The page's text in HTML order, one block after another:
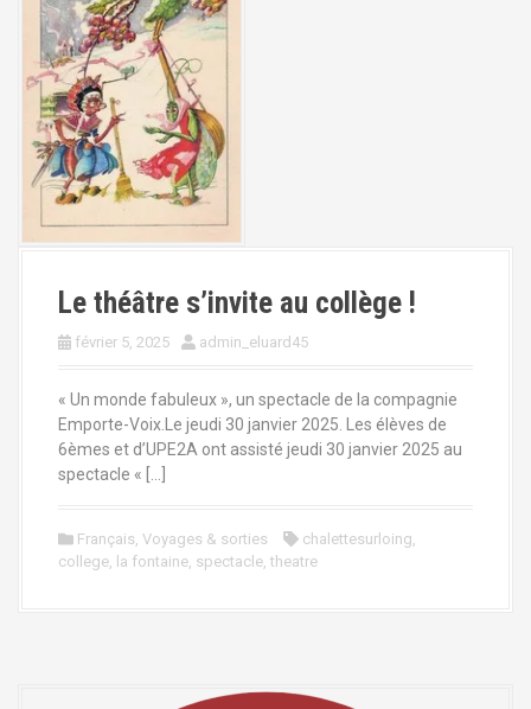
Le théâtre s’invite au collège !
février 5, 2025 admin_eluard45
« Un monde fabuleux », un spectacle de la compagnie
Emporte-Voix.Le jeudi 30 janvier 2025. Les élèves de
6èmes et d’UPE2A ont assisté jeudi 30 janvier 2025 au
spectacle « […]
Français, Voyages & sorties chalettesurloing,
college, la fontaine, spectacle, theatre